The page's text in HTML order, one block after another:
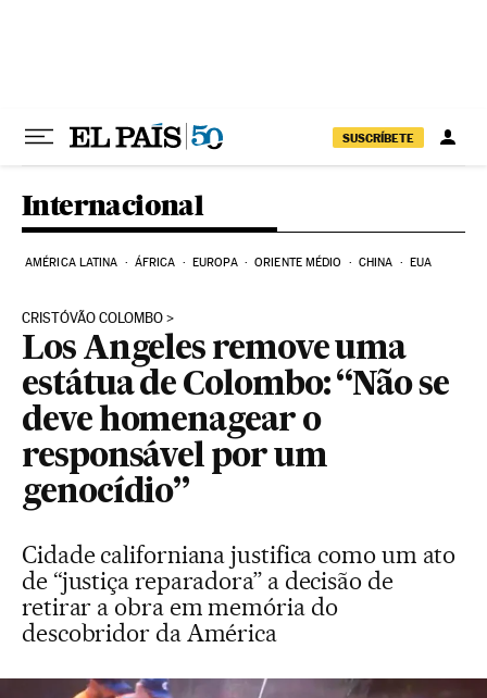
SUSCRÍBETE
Internacional
AMÉRICA LATINA ÁFRICA EUROPA ORIENTE MÉDIO CHINA EUA
CRISTÓVÃO COLOMBO
Los Angeles remove uma
estátua de Colombo: “Não se
deve homenagear o
responsável por um
genocídio”
Cidade californiana justifica como um ato
de “justiça reparadora” a decisão de
retirar a obra em memória do
descobridor da América